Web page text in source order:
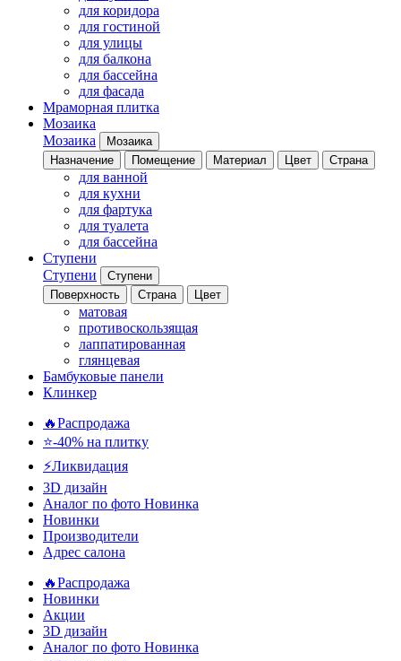
для коридора
для гостиной
для улицы
для балкона
для бассейна
для фасада
Мраморная плитка
Мозаика
Мозаика
Мозаика
Назначение
Помещение Материал Цвет Страна
для ванной
для кухни
для фартука
для туалета
для бассейна
Ступени
Ступени
Ступени
Поверхность
Страна Цвет
матовая
противоскользящая
лаппатированная
глянцевая
Бамбуковые панели
Клинкер
🔥Распродажа
⭐-40% на плитку
⚡️Ликвидация
3D дизайн
Аналог по фото Новинка
Новинки
Производители
Адрес салона
🔥Распродажа
Новинки
Акции
3D дизайн
Аналог по фото Новинка